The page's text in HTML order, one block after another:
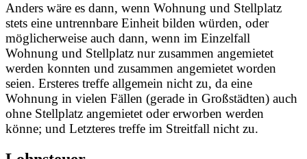
Anders wäre es dann, wenn Wohnung und Stellplatz
stets eine untrennbare Einheit bilden würden, oder
möglicherweise auch dann, wenn im Einzelfall
Wohnung und Stellplatz nur zusammen angemietet
werden konnten und zusammen angemietet worden
seien. Ersteres treffe allgemein nicht zu, da eine
Wohnung in vielen Fällen (gerade in Großstädten) auch
ohne Stellplatz angemietet oder erworben werden
könne; und Letzteres treffe im Streitfall nicht zu.